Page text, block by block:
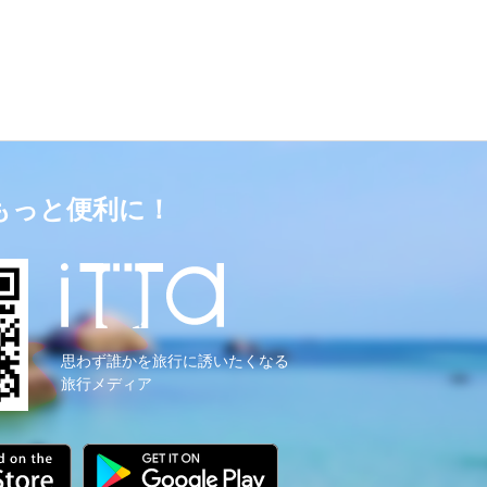
と便利に！
思わず誰かを旅行に誘いたくなる
旅行メディア